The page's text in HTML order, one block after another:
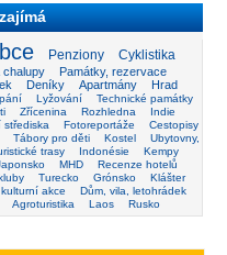
Penziony Cyklistika
chalupy
Památky, rezervace
Deníky Apartmány Hrad
Lyžování
Technické památky
Zřícenina Rozhledna
Indie
střediska Fotoreportáže
Cestopisy
Tábory pro děti Kostel
Ubytovny,
trasy Indonésie
Kempy
MHD
Recenze hotelů
Turecko Grónsko
Klášter
akce
Dům, vila, letohrádek
Agroturistika Laos Rusko